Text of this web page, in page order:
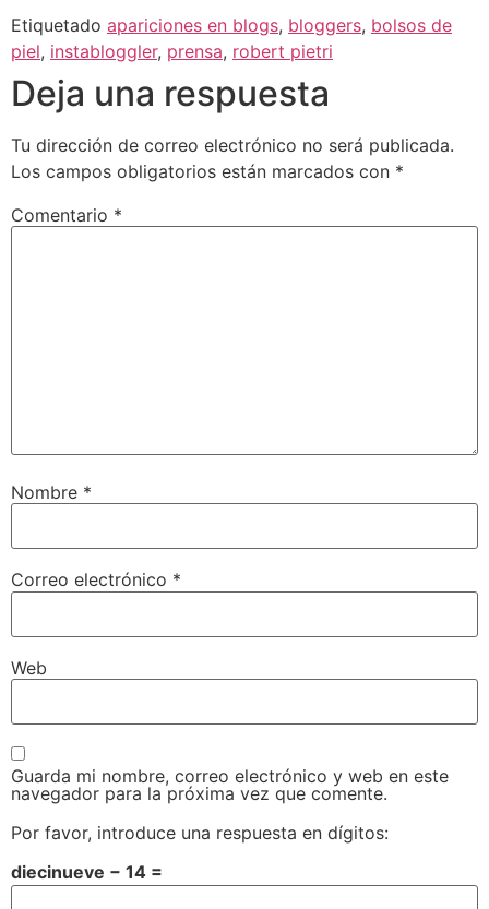
Etiquetado apariciones en blogs, bloggers, bolsos de
piel, instabloggler, prensa, robert pietri
Deja una respuesta
Tu dirección de correo electrónico no será publicada.
Los campos obligatorios están marcados con *
Comentario *
Nombre *
Correo electrónico *
Web
Guarda mi nombre, correo electrónico y web en este
navegador para la próxima vez que comente.
Por favor, introduce una respuesta en dígitos:
diecinueve − 14 =